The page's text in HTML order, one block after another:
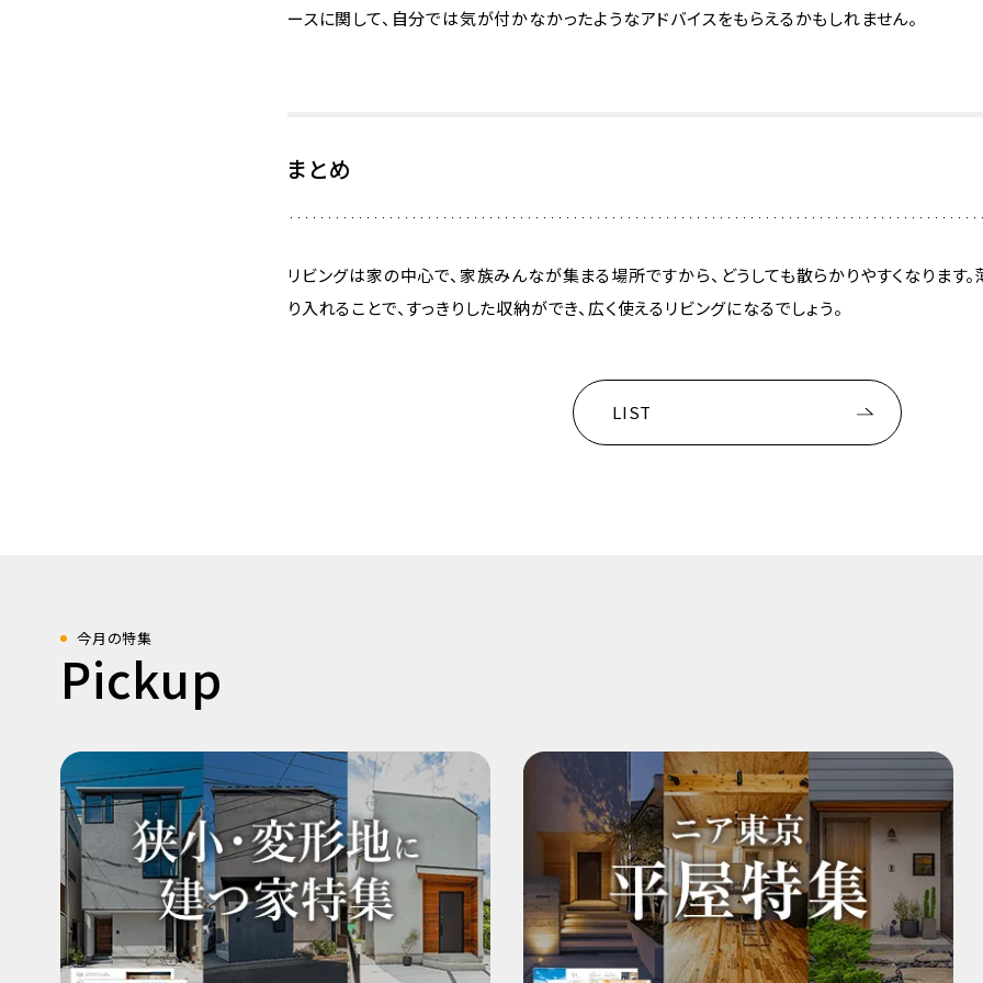
ースに関して、自分では気が付かなかったようなアドバイスをもらえるかもしれません。
まとめ
リビングは家の中心で、家族みんなが集まる場所ですから、どうしても散らかりやすくなります
り入れることで、すっきりした収納ができ、広く使えるリビングになるでしょう。
LIST
今月の特集
Pickup